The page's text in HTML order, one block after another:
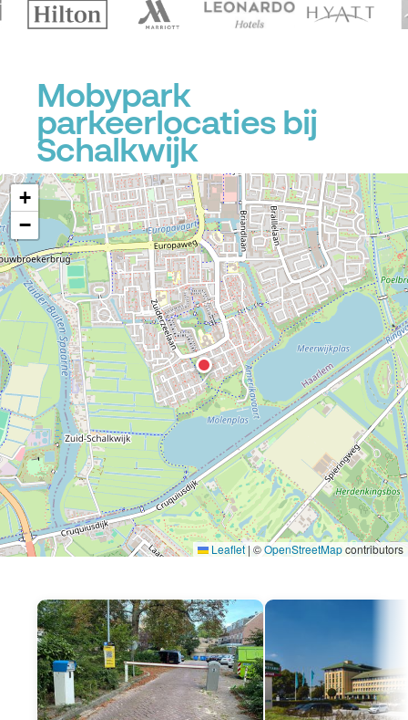
Mobypark
parkeerlocaties bij
Schalkwijk
+
−
Leaflet|©OpenStreetMapcontributors